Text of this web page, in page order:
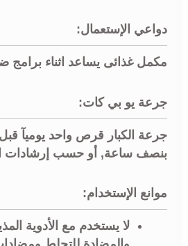
دواعي الإستعمال:
مكمل غذائى يساعد اثناء برامج
جرعة يو بي كات:
جرعة الكبار قرص واحد يوميآ قبل
بنصف ساعة, أو حسب إرشادات
موانع الإستخدام:
لا يستخدم مع الأدوية